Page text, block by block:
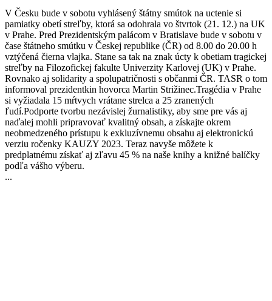
V Česku bude v sobotu vyhlásený štátny smútok na uctenie si
pamiatky obetí streľby, ktorá sa odohrala vo štvrtok (21. 12.) na UK
v Prahe. Pred Prezidentským palácom v Bratislave bude v sobotu v
čase štátneho smútku v Českej republike (ČR) od 8.00 do 20.00 h
vztýčená čierna vlajka. Stane sa tak na znak úcty k obetiam tragickej
streľby na Filozofickej fakulte Univerzity Karlovej (UK) v Prahe.
Rovnako aj solidarity a spolupatričnosti s občanmi ČR. TASR o tom
informoval prezidentkin hovorca Martin Strižinec.Tragédia v Prahe
si vyžiadala 15 mŕtvych vrátane strelca a 25 zranených
ľudí.Podporte tvorbu nezávislej žurnalistiky, aby sme pre vás aj
naďalej mohli pripravovať kvalitný obsah, a získajte okrem
neobmedzeného prístupu k exkluzívnemu obsahu aj elektronickú
verziu ročenky KAUZY 2023. Teraz navyše môžete k
predplatnému získať aj zľavu 45 % na naše knihy a knižné balíčky
podľa vášho výberu.
...